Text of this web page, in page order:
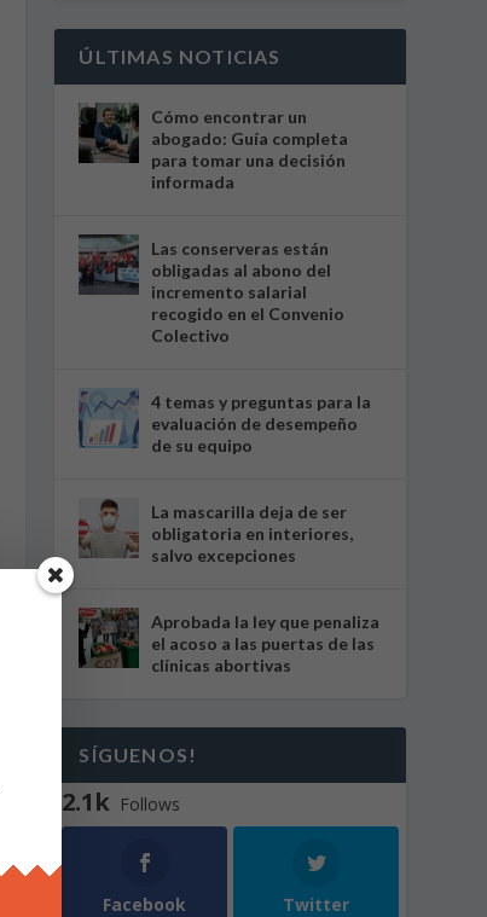
ÚLTIMAS NOTICIAS
Cómo encontrar un
abogado: Guía completa
para tomar una decisión
informada
Las conserveras están
obligadas al abono del
incremento salarial
recogido en el Convenio
Colectivo
4 temas y preguntas para la
evaluación de desempeño
de su equipo
La mascarilla deja de ser
obligatoria en interiores,
salvo excepciones
Aprobada la ley que penaliza
el acoso a las puertas de las
clínicas abortivas
SÍGUENOS!
2.1k Follows
Facebook
Twitter